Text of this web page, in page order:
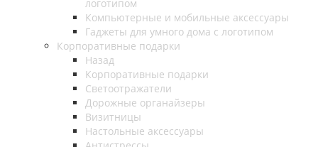
логотипом
Компьютерные и мобильные аксессуары
Гаджеты для умного дома с логотипом
Корпоративные подарки
Назад
Корпоративные подарки
Светоотражатели
Дорожные органайзеры
Визитницы
Настольные аксессуары